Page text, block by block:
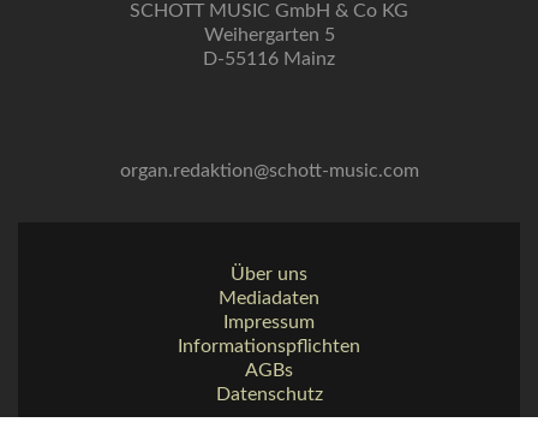
SCHOTT MUSIC GmbH & Co KG
Weihergarten 5
D-55116 Mainz
organ.redaktion@schott-music.com
Über uns
Mediadaten
Impressum
Informationspflichten
AGBs
Datenschutz